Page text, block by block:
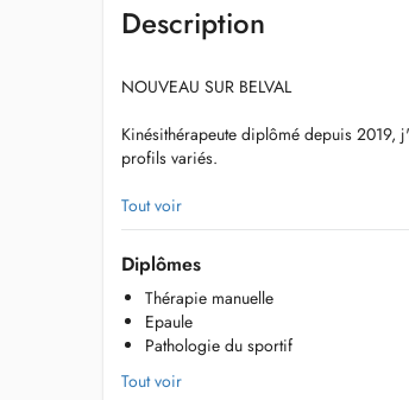
Description
NOUVEAU SUR BELVAL
Kinésithérapeute diplômé depuis 2019,
profils variés.
Je suis spécialisé en thérapie manuelle,
système nerveux périphérique (
J'utilise également les ventouses et le
Je prends autant de plaisir à
âgées dans leur rééducation.
Tout voir
Diplômes
Thérapie manuelle
Epaule
Pathologie du sportif
Tout voir